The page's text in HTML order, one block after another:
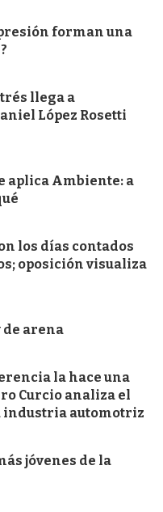
forman una
llega a
López Rosetti
aplica Ambiente: a
los días contados
oposición visualiza
de arena
la hace una
Curcio analiza el
industria automotriz
jóvenes de la